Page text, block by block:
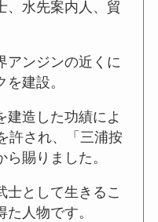
、水先案内人、貿
アンジンの近くに
建設。
建造した功績によ
許され、「三浦按
賜りました。
士として生きるこ
人物です。